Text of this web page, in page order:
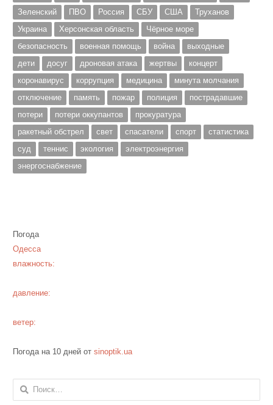
Зеленский
ПВО Россия СБУ США
Труханов
Украина
Херсонская область
Чёрное море
безопасность
военная помощь война
выходные
дети
досуг дроновая атака жертвы
концерт
коронавирус
коррупция медицина
минута молчания
отключение
память пожар полиция
пострадавшие
потери
потери оккупантов
прокуратура
ракетный обстрел
свет спасатели спорт
статистика
суд
теннис экология
электроэнергия
энергоснабжение
Погода
Одесса
влажность:
давление:
ветер:
Погода на 10 дней от sinoptik.ua
Найти: